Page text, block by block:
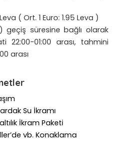
( Ort. 1 Euro: 1.95 Leva )
geçiş süresine bağlı olarak
22:00-01:00 arası, tahmini
arası
Su İkramı
İkram Paketi
vb. Konaklama